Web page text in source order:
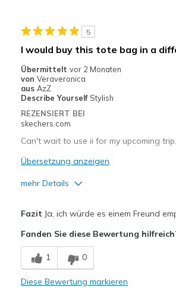
Geeignete Verwendung
Going Out
Feels true to size
View On Shoes
I'm Really Into Shoes
5
I would buy this tote bag in a
Übermittelt vor 2 Monaten
von Veraveronica
aus AzZ
Describe Yourself Stylish
REZENSIERT BEI
skechers.com
Can't wait to use ii for my upcoming trip.
Übersetzung anzeigen
mehr Details
Comfortable
Geeignete Verwendung
Travel
Fazit Ja, ich würde es einem Freund
Fanden Sie diese Bewertung
1 0
Diese Bewertung markieren